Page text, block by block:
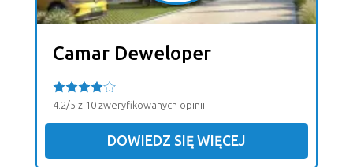
Camar Deweloper
4.2/5 z 10 zweryfikowanych opinii
DOWIEDZ SIĘ WIĘCEJ